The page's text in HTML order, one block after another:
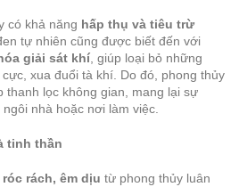
có khả năng hấp thụ và tiêu trừ
tự nhiên cũng được biết đến với
giải sát khí, giúp loại bỏ những
xua đuổi tà khí. Do đó, phong thủy
thanh lọc không gian, mang lại sự
nhà hoặc nơi làm việc.
tinh thần
rách, êm dịu từ phong thủy luân